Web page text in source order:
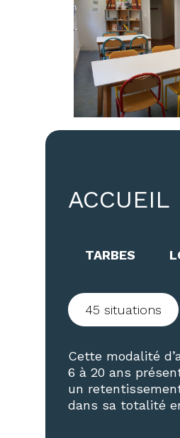
ACCUEIL
TARBES
45 situations
Cette modalité
6 à 20 ans
un
dans sa totalité